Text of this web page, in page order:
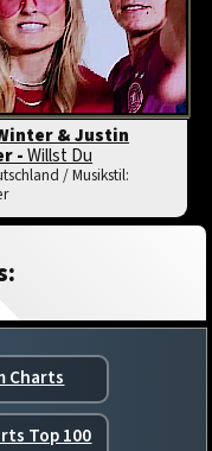
& Justin
-Willst Du
/ Musikstil:
Charts
Top 100